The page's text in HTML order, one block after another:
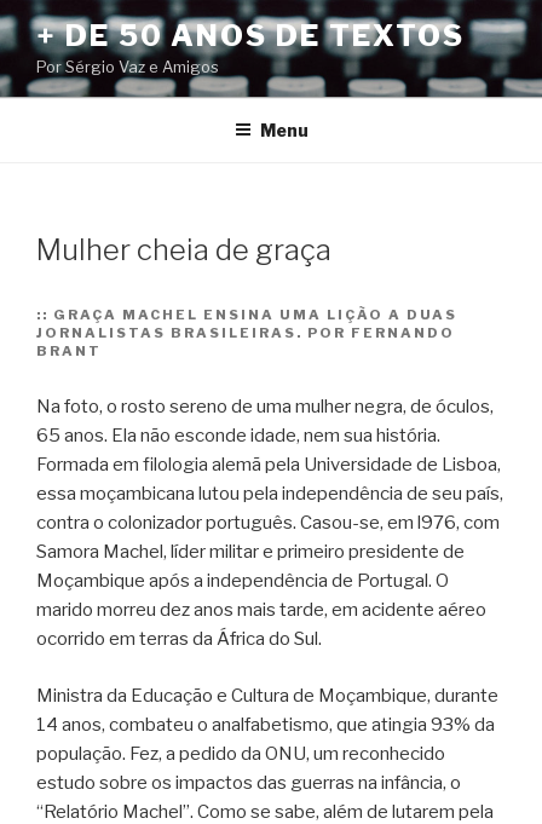
Pular
para
o
conteúdo
+ DE 50 ANOS DE TEXTOS
Por Sérgio Vaz e Amigos
Menu
Mulher cheia de graça
:: GRAÇA MACHEL ENSINA UMA LIÇÃO A DUAS
JORNALISTAS BRASILEIRAS. POR FERNANDO
BRANT
Na foto, o rosto sereno de uma mulher negra, de óculos,
65 anos. Ela não esconde idade, nem sua história.
Formada em filologia alemã pela Universidade de Lisboa,
essa moçambicana lutou pela independência de seu país,
contra o colonizador português. Casou-se, em l976, com
Samora Machel, líder militar e primeiro presidente de
Moçambique após a independência de Portugal. O
marido morreu dez anos mais tarde, em acidente aéreo
ocorrido em terras da África do Sul.
Ministra da Educação e Cultura de Moçambique, durante
14 anos, combateu o analfabetismo, que atingia 93% da
população. Fez, a pedido da ONU, um reconhecido
estudo sobre os impactos das guerras na infância, o
“Relatório Machel”. Como se sabe, além de lutarem pela